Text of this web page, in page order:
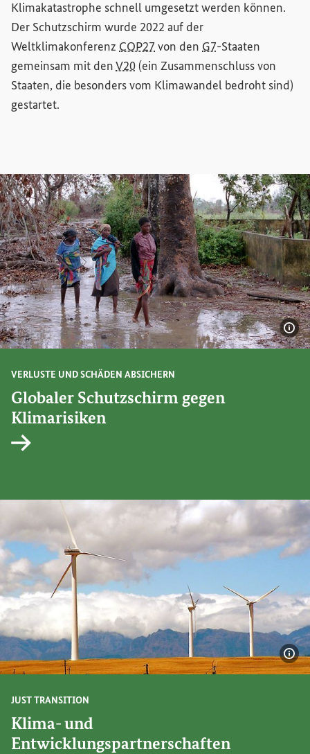
Klimakatastrophe schnell umgesetzt werden können.
Der Schutzschirm wurde 2022 auf der
Weltklimakonferenz COP27 von den G7-Staaten
gemeinsam mit denV20(ein Zusammenschluss von
Staaten, die besonders vom Klimawandel bedroht sind)
gestartet.
VERLUSTE UND SCHÄDEN ABSICHERN
Globaler Schutzschirm gegen
Klimarisiken
JUST TRANSITION
Klima- und
Entwicklungspartnerschaften